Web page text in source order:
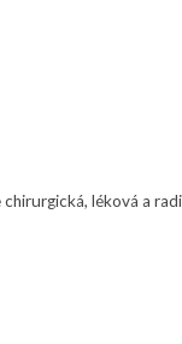
chirurgická, léková a